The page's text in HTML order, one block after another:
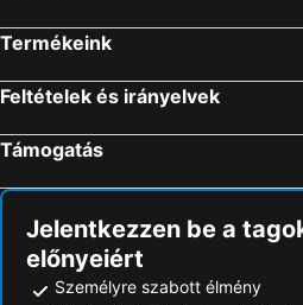
Termékeink
Feltételek és irányelvek
Támogatás
Jelentkezzen be a
előnyeiért
Személyre szabott élmény